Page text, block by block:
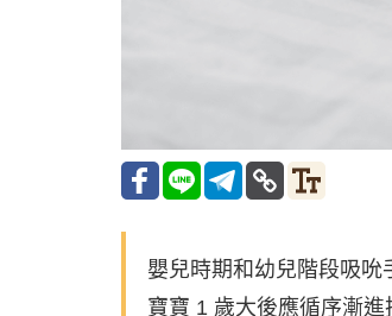
嬰兒時期和幼兒階段吸吮
寶寶 1 歲大後應循序漸